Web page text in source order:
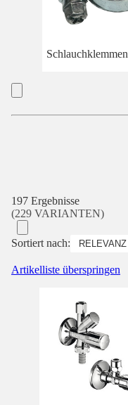
Schlauchklemmen
197 Ergebnisse
(229 VARIANTEN)
Sortiert nach:
Artikelliste überspringen